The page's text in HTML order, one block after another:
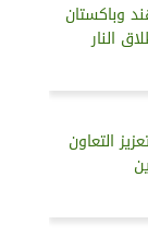
وباكستان
النار
التعاون